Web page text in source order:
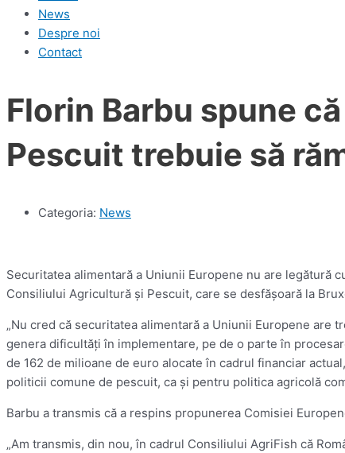
News
Despre noi
Contact
Florin Barbu spune
Pescuit trebuie să
Categoria: News
Securitatea alimentară a Uniunii Europene nu are legătură
Consiliului Agricultură şi Pescuit, care se desfăşoară la
„Nu cred că securitatea alimentară a Uniunii Europene are
genera dificultăţi în implementare, pe de o parte în
de 162 de milioane de euro alocate în cadrul financiar
politicii comune de pescuit, ca şi pentru politica agricolă
Barbu a transmis că a respins propunerea Comisiei
„Am transmis, din nou, în cadrul Consiliului AgriFish că